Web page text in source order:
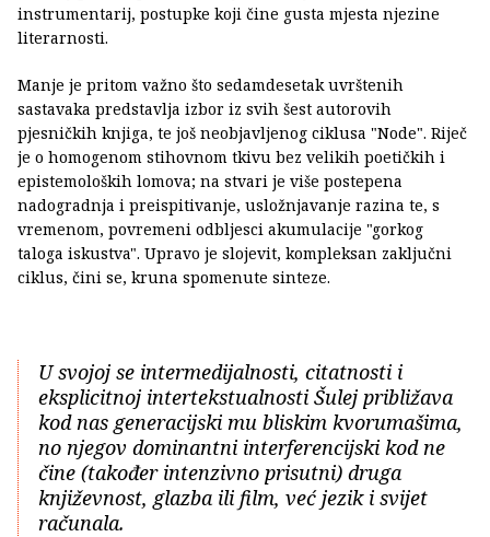
instrumentarij, postupke koji čine gusta mjesta njezine
literarnosti.
Manje je pritom važno što sedamdesetak uvrštenih
sastavaka predstavlja izbor iz svih šest autorovih
pjesničkih knjiga, te još neobjavljenog ciklusa "Node". Riječ
je o homogenom stihovnom tkivu bez velikih poetičkih i
epistemoloških lomova; na stvari je više postepena
nadogradnja i preispitivanje, usložnjavanje razina te, s
vremenom, povremeni odbljesci akumulacije "gorkog
taloga iskustva". Upravo je slojevit, kompleksan zaključni
ciklus, čini se, kruna spomenute sinteze.
U svojoj se intermedijalnosti, citatnosti i
eksplicitnoj intertekstualnosti Šulej približava
kod nas generacijski mu bliskim kvorumašima,
no njegov dominantni interferencijski kod ne
čine (također intenzivno prisutni) druga
književnost, glazba ili film, već jezik i svijet
računala.